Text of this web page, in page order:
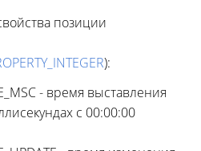
позиции
):
- время выставления
с 00:00:00